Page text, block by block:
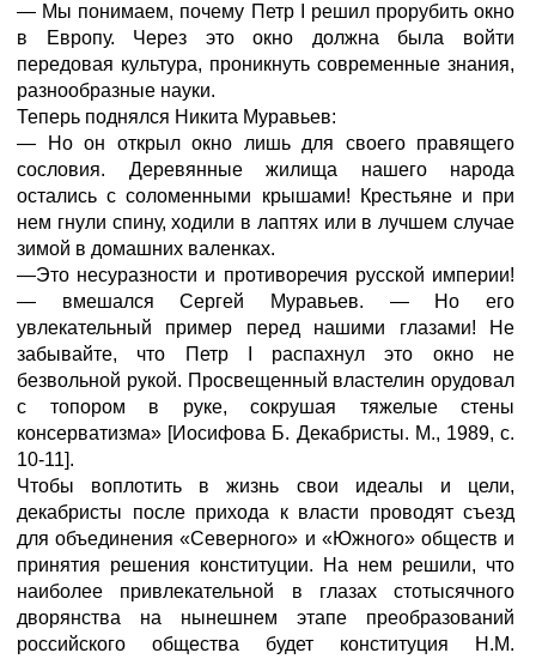
— Мы понимаем, почему Петр I решил прорубить окно
в Европу. Через это окно должна была войти
передовая культура, проникнуть современные знания,
разнообразные науки.
Теперь поднялся Никита Муравьев:
— Но он открыл окно лишь для своего правящего
сословия. Деревянные жилища нашего народа
остались с соломенными крышами! Крестьяне и при
нем гнули спину, ходили в лаптях или в лучшем случае
зимой в домашних валенках.
—Это несуразности и противоречия русской империи!
— вмешался Сергей Муравьев. — Но его
увлекательный пример перед нашими глазами! Не
забывайте, что Петр I распахнул это окно не
безвольной рукой. Просвещенный властелин орудовал
с топором в руке, сокрушая тяжелые стены
консерватизма» [Иосифова Б. Декабристы. М., 1989, с.
10-11].
Чтобы воплотить в жизнь свои идеалы и цели,
декабристы после прихода к власти проводят съезд
для объединения «Северного» и «Южного» обществ и
принятия решения конституции. На нем решили, что
наиболее привлекательной в глазах стотысячного
дворянства на нынешнем этапе преобразований
российского общества будет конституция Н.М.